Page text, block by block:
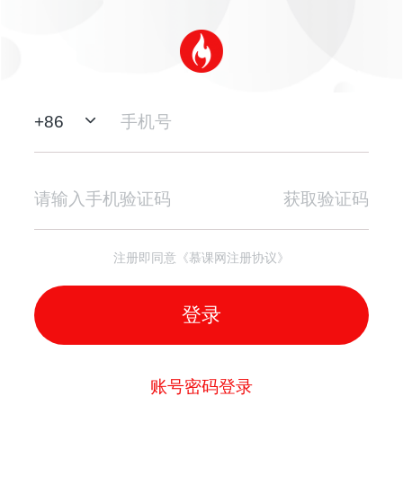
+86
获取验证码
注册即同意《慕课网注册协议》
登录
账号密码登录